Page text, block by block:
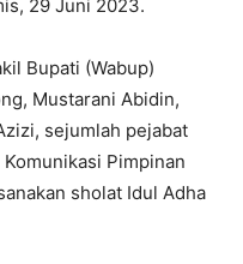
29 Juni 2023.
Bupati (Wabup)
Mustarani Abidin,
sejumlah pejabat
Pimpinan
sholat Idul Adha